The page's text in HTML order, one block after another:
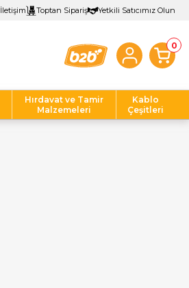
İletişim Toptan Sipariş Yetkili Satıcımız Olun
0
Hırdavat ve Tamir
Malzemeleri
Kablo
Çeşitleri